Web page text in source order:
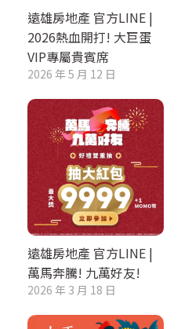
遠雄房地產 官方LINE |
2026熱血開打! 大巨蛋
VIP專屬貴賓席
2026 年 5 月 12 日
遠雄房地產 官方LINE |
萬馬奔騰! 九萬好友!
2026 年 3 月 18 日